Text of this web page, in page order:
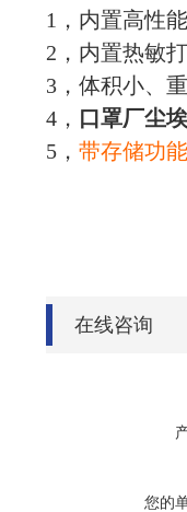
1，内置高性
2，内置热敏
3，体积小、
4， 口罩厂尘
5， 带存储功
在线咨询
您的